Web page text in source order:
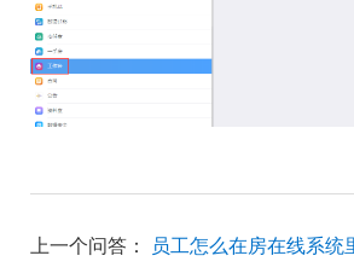
上一个问答：
员工怎么在房在线系统